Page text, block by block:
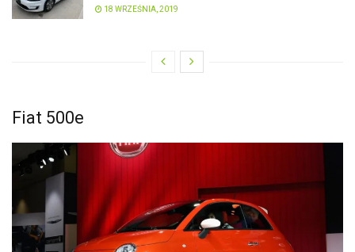
18 WRZEŚNIA, 2019
Fiat 500e